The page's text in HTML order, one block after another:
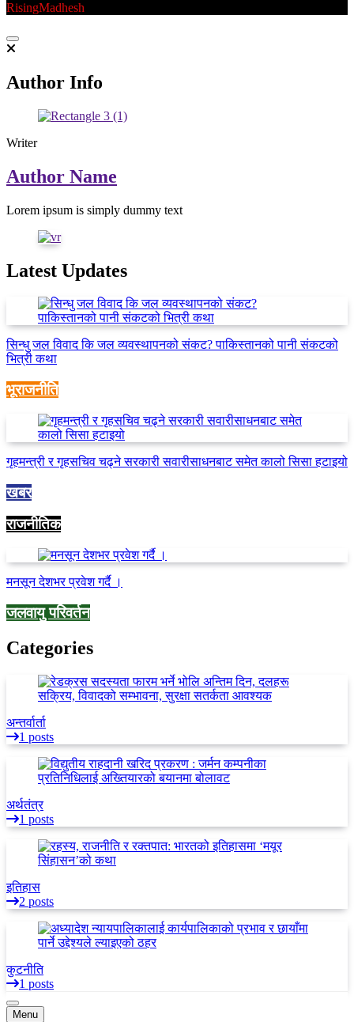
RisingMadhesh
Author Info
Writer
Author Name
Lorem ipsum is simply dummy text
Latest Updates
सिन्धु जल विवाद कि जल व्यवस्थापनको संकट? पाकिस्तानको पानी संकटको
भित्री कथा
भूराजनीति
गृहमन्त्री र गृहसचिव चढ्ने सरकारी सवारीसाधनबाट समेत कालो सिसा हटाइयो
खबर
राजनीतिक
मनसून देशभर प्रवेश गर्दै ।
जलवायु परिवर्तन
Categories
अन्तर्वार्ता
1 posts
अर्थतंत्र
1 posts
इतिहास
2 posts
कुटनीति
1 posts
Menu